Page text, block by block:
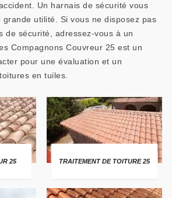
Un harnais de sécurité vous
grande utilité. Si vous ne disposez pas
de sécurité, adressez-vous à un
Compagnons Couvreur 25 est un
pour une évaluation et un
en tuiles.
25 TRAITEMENT DE TOITURE 25